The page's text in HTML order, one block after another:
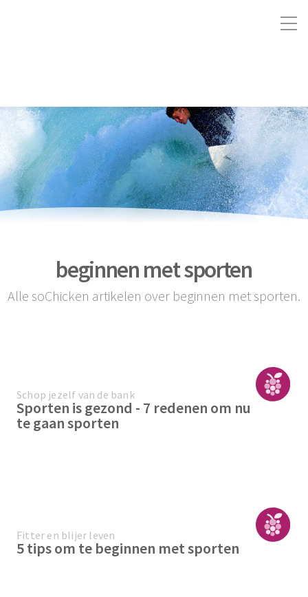
beginnen met sporten
Alle soChicken artikelen over beginnen met sporten.
Schop jezelf van de bank
Sporten is gezond - 7 redenen om nu
te gaan sporten
Fitter en blijer leven
5 tips om te beginnen met sporten